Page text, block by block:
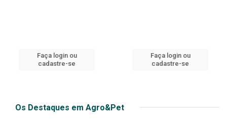
Faça login ou
cadastre-se
Faça login ou
cadastre-se
Os Destaques em Agro&Pet